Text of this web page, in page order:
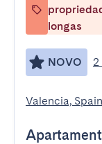
longas
NOVO 2
Valencia, Spain